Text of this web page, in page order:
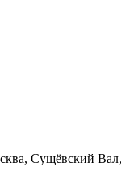
, Сущёвский Вал,